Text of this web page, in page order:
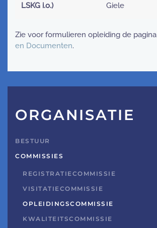
LSKG i.o.)
Giele
Zie voor formulieren opleiding de pagina
en Documenten.
ORGANISATIE
BESTUUR
COMMISSIES
REGISTRATIECOMMISSIE
VISITATIECOMMISSIE
OPLEIDINGSCOMMISSIE
KWALITEITSCOMMISSIE